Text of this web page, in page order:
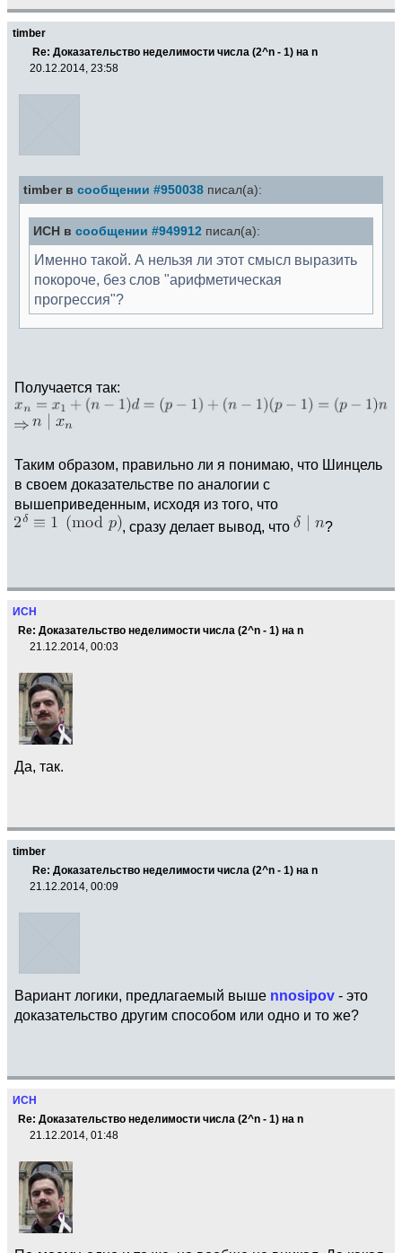
timber
Re: Доказательство неделимости числа (2^n - 1) на n
20.12.2014, 23:58
timber в сообщении #950038 писал(а):
ИСН в сообщении #949912 писал(а):
Именно такой. А нельзя ли этот смысл выразить
покороче, без слов "арифметическая
прогрессия"?
Получается так:
Таким образом, правильно ли я понимаю, что Шинцель
в своем доказательстве по аналогии с
вышеприведенным, исходя из того, что
, сразу делает вывод, что
?
ИСН
Re: Доказательство неделимости числа (2^n - 1) на n
21.12.2014, 00:03
Да, так.
timber
Re: Доказательство неделимости числа (2^n - 1) на n
21.12.2014, 00:09
Вариант логики, предлагаемый выше nnosipov - это
доказательство другим способом или одно и то же?
ИСН
Re: Доказательство неделимости числа (2^n - 1) на n
21.12.2014, 01:48